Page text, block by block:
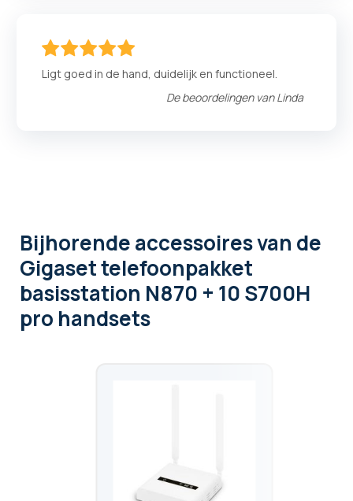
Ligt goed in de hand, duidelijk en functioneel.
De beoordelingen vanLinda
Bijhorende accessoiresvan de
Gigaset telefoonpakket
basisstation N870 + 10 S700H
pro handsets